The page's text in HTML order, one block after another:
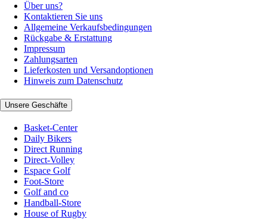
Über uns?
Kontaktieren Sie uns
Allgemeine Verkaufsbedingungen
Rückgabe & Erstattung
Impressum
Zahlungsarten
Lieferkosten und Versandoptionen
Hinweis zum Datenschutz
Unsere Geschäfte
Basket-Center
Daily Bikers
Direct Running
Direct-Volley
Espace Golf
Foot-Store
Golf and co
Handball-Store
House of Rugby